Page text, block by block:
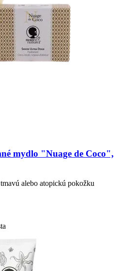
mydlo "Nuage de Coco",
alebo atopickú pokožku